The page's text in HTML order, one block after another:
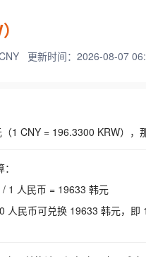
更新时间：2026-08-07
1 CNY = 196.3300 KRW），
1 人民币 = 19633 韩元
人民币可兑换 19633 韩元，